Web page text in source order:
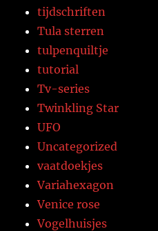
tijdschriften
Tula sterren
tulpenquiltje
tutorial
Tv-series
Twinkling Star
UFO
Uncategorized
vaatdoekjes
Variahexagon
Venice rose
Vogelhuisjes